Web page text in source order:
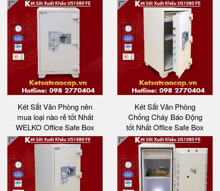
Két Sắt Văn Phòng nên
mua loại nào rẻ tốt Nhất
WELKO Office Safe Box
Két Sắt Văn Phòng
Chống Cháy Báo Động
tốt Nhất Office Safe Box